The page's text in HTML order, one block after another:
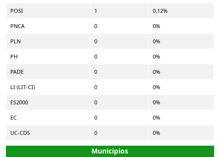
POSI 1 0,12%
PNCA 0 0%
PLN 0 0%
PH 0 0%
PADE 0 0%
LI (LIT-CI) 0 0%
ES2000 0 0%
EC 0 0%
UC-CDS 0 0%
Municipios